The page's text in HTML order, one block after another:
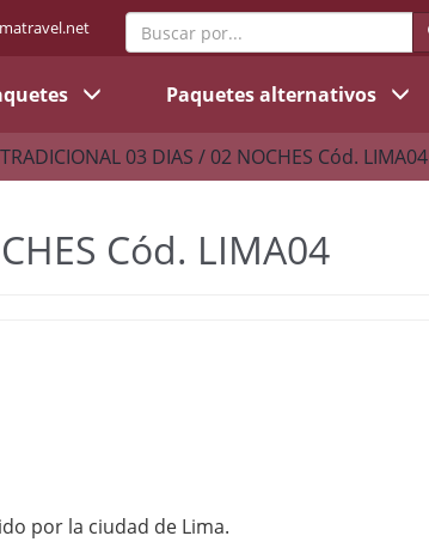
Paquetes alternativos
03 DIAS / 02 NOCHES Cód. LIMA04
Cód. LIMA04
por la ciudad de Lima.